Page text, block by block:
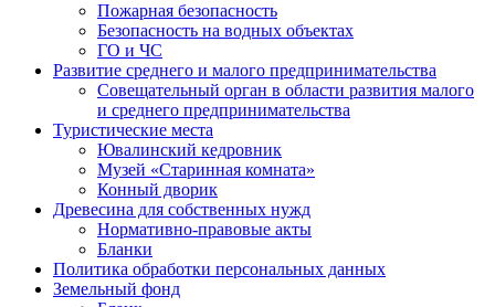
Пожарная безопасность
Безопасность на водных объектах
ГО и ЧС
Развитие среднего и малого предпринимательства
Совещательный орган в области развития малого
и среднего предпринимательства
Туристические места
Ювалинский кедровник
Музей «Старинная комната»
Конный дворик
Древесина для собственных нужд
Нормативно-правовые акты
Бланки
Политика обработки персональных данных
Земельный фонд